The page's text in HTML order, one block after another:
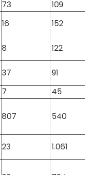
73
109
16 152
8 122
37
91
7 45
807 540
23 1.061